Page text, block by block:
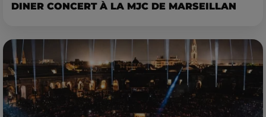
DINER CONCERT À LA MJC DE MARSEILLAN